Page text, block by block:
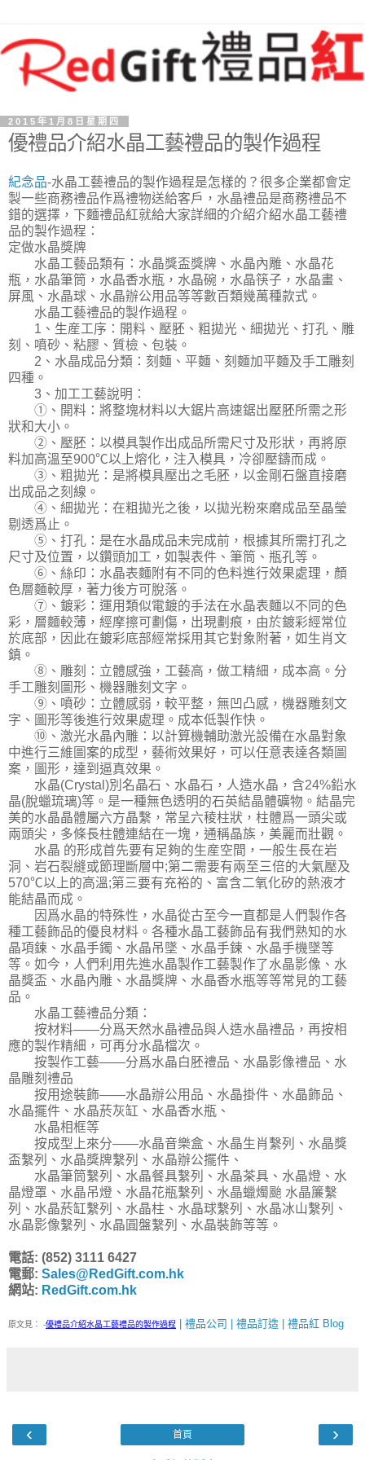
2015年1月8日星期四
優禮品介紹水晶工藝禮品的製作過程
紀念品-水晶工藝禮品的製作過程是怎樣的？很多企業都會定
製一些商務禮品作爲禮物送給客戶，水晶禮品是商務禮品不
錯的選擇，下麵禮品紅就給大家詳細的介紹介紹水晶工藝禮
品的製作過程：
定做水晶獎牌
水晶工藝品類有：水晶獎盃獎牌、水晶內雕、水晶花
瓶，水晶筆筒，水晶香水瓶，水晶碗，水晶筷子，水晶畫、
屏風、水晶球、水晶辦公用品等等數百類幾萬種款式。
水晶工藝禮品的製作過程。
1、生産工序：開料、壓胚、粗拋光、細拋光、打孔、雕
刻、噴砂、粘膠、質檢、包裝。
2、水晶成品分類：刻麵、平麵、刻麵加平麵及手工雕刻
四種。
3、加工工藝說明：
①、開料：將整塊材料以大鋸片高速鋸出壓胚所需之形
狀和大小。
②、壓胚：以模具製作出成品所需尺寸及形狀，再將原
料加高溫至900℃以上熔化，注入模具，冷卻壓鑄而成。
③、粗拋光：是將模具壓出之毛胚，以金剛石盤直接磨
出成品之刻線。
④、細拋光：在粗拋光之後，以拋光粉來磨成品至晶瑩
剔透爲止。
⑤、打孔：是在水晶成品未完成前，根據其所需打孔之
尺寸及位置，以鑽頭加工，如製表件、筆筒、瓶孔等。
⑥、絲印：水晶表麵附有不同的色料進行效果處理，顏
色層麵較厚，著力後方可脫落。
⑦、鍍彩：運用類似電鍍的手法在水晶表麵以不同的色
彩，層麵較薄，經摩擦可劃傷，出現劃痕，由於鍍彩經常位
於底部，因此在鍍彩底部經常採用其它對象附著，如生肖文
鎮。
⑧、雕刻：立體感強，工藝高，做工精細，成本高。分
手工雕刻圖形、機器雕刻文字。
⑨、噴砂：立體感弱，較平整，無凹凸感，機器雕刻文
字、圖形等後進行效果處理。成本低製作快。
⑩、激光水晶內雕：以計算機輔助激光設備在水晶對象
中進行三維圖案的成型，藝術效果好，可以任意表達各類圖
案，圖形，達到逼真效果。
水晶(Crystal)別名晶石、水晶石，人造水晶，含24%鉛水
晶(脫蠟琉璃)等。是一種無色透明的石英結晶體礦物。結晶完
美的水晶晶體屬六方晶繫，常呈六稜柱狀，柱體爲一頭尖或
兩頭尖，多條長柱體連結在一塊，通稱晶族，美麗而壯觀。
水晶 的形成首先要有足夠的生産空間，一般生長在岩
洞、岩石裂縫或節理斷層中;第二需要有兩至三倍的大氣壓及
570℃以上的高溫;第三要有充裕的、富含二氧化矽的熱液才
能結晶而成。
因爲水晶的特殊性，水晶從古至今一直都是人們製作各
種工藝飾品的優良材料。各種水晶工藝飾品有我們熟知的水
晶項鍊、水晶手鐲、水晶吊墜、水晶手鍊、水晶手機墜等
等。如今，人們利用先進水晶製作工藝製作了水晶影像、水
晶獎盃、水晶內雕、水晶獎牌、水晶香水瓶等等常見的工藝
品。
水晶工藝禮品分類：
按材料——分爲天然水晶禮品與人造水晶禮品，再按相
應的製作精細，可再分水晶檔次。
按製作工藝——分爲水晶白胚禮品、水晶影像禮品、水
晶雕刻禮品
按用途裝飾——水晶辦公用品、水晶掛件、水晶飾品、
水晶擺件、水晶菸灰缸、水晶香水瓶、
水晶相框等
按成型上來分——水晶音樂盒、水晶生肖繫列、水晶獎
盃繫列、水晶獎牌繫列、水晶辦公擺件、
水晶筆筒繫列、水晶餐具繫列、水晶茶具、水晶燈、水
晶燈罩、水晶吊燈、水晶花瓶繫列、水晶蠟燭颱 水晶簾繫
列、水晶菸缸繫列、水晶柱、水晶球繫列、水晶冰山繫列、
水晶影像繫列、水晶圓盤繫列、水晶裝飾等等。
電話: (852) 3111 6427
電郵: Sales@RedGift.com.hk
網站: RedGift.com.hk
原文見： -優禮品介紹水晶工藝禮品的製作過程 | 禮品公司 | 禮品訂造 | 禮品紅 Blog
‹ ›
首頁